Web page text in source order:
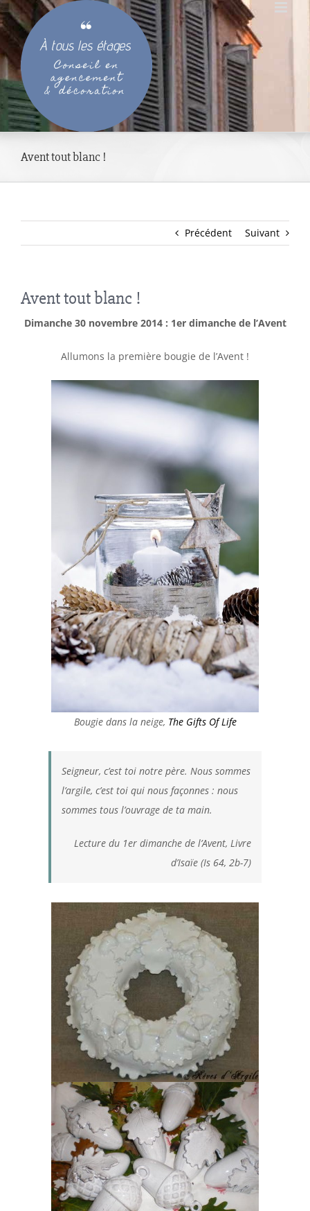
Passer
au
contenu
Avent tout blanc !
Précédent Suivant
Avent tout blanc !
Dimanche 30 novembre 2014 : 1er dimanche de l’Avent
Allumons la première bougie de l’Avent !
Bougie dans la neige, The Gifts Of Life
Seigneur, c’est toi notre père. Nous sommes
l’argile, c’est toi qui nous façonnes : nous
sommes tous l’ouvrage de ta main.
Lecture du 1er dimanche de l’Avent, Livre
d’Isaïe (Is 64, 2b-7)